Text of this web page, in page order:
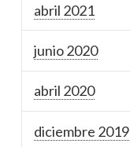
abril 2021
junio 2020
abril 2020
diciembre 2019